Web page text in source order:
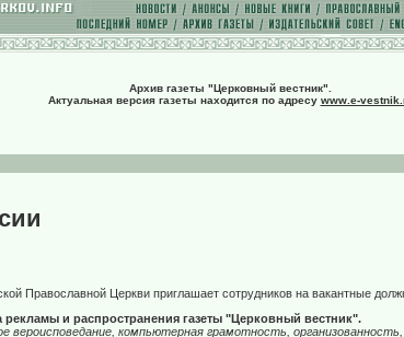
Архив газеты "Церковный вестник".
Актуальная версия газеты находится по адресу www.e-
Православной Церкви приглашает сотрудников на вакантные
рекламы и распространения газеты "Церковный вестник".
вероисповедание, компьютерная грамотность,